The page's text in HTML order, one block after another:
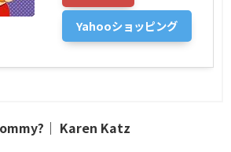
Yahooショッピング
｜ Karen Katz